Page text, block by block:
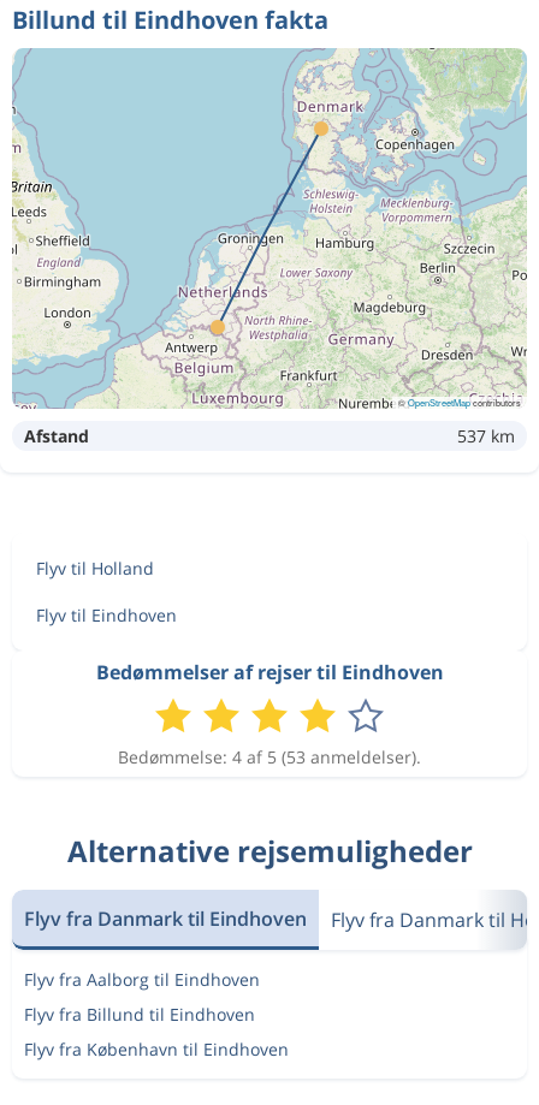
Billund til Eindhoven fakta
©OpenStreetMapcontributors
Afstand 537 km
Flyv til Holland
Flyv til Eindhoven
Bedømmelser af rejser til Eindhoven
Bedømmelse: 4 af 5 (53 anmeldelser).
Alternative rejsemuligheder
Flyv fra Danmark til Eindhoven Flyv fra Danmark til
Flyv fra Aalborg til Eindhoven
Flyv fra Billund til Eindhoven
Flyv fra København til Eindhoven